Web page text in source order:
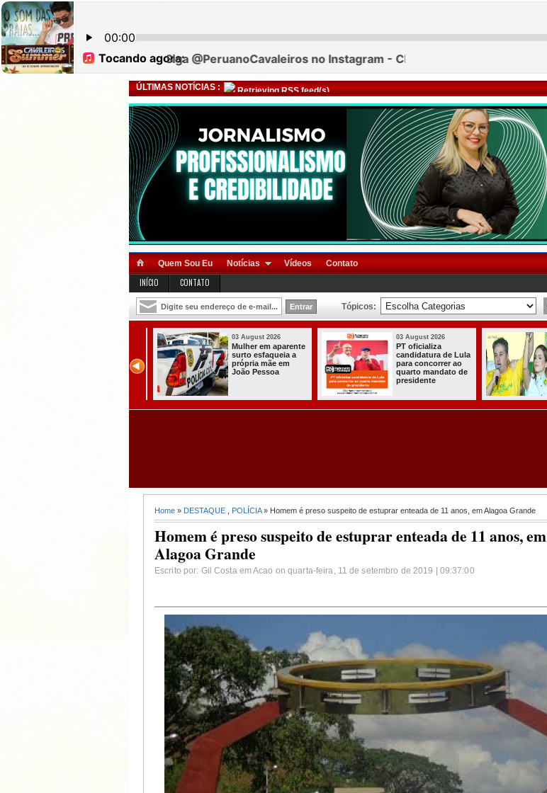
ÚLTIMAS NOTÍCIAS : Retrieving RSS feed(s)
Quem Sou Eu Notícias Vídeos Contato
INÍCIO CONTATO
Tópicos:
Itabaiana recebeu
da Sedap-PB cerca
03 August 2026
Mulher em aparente
surto esfaqueia a
própria mãe em
João Pessoa
03 August 2026
PT oficializa
candidatura de Lula
para concorrer ao
quarto mandato de
presidente
Home » DESTAQUE POLÍCIA» Homem é preso suspeito de estuprar enteada de 11 anos, em Alagoa Grande
Homem é preso suspeito de estuprar enteada de 11 anos, em
Alagoa Grande
Escrito por: Gil Costa em Acao on quarta-feira, 11 de setembro de 2019 | 09:37:00